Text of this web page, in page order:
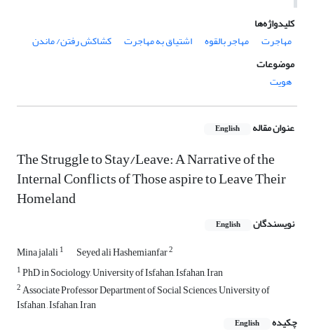
کلیدواژه‌ها
مهاجرت
مهاجر بالقوه اشتیاق به مهاجرت
کشاکش رفتن/ ماندن
موضوعات
هویت
عنوان مقاله English
The Struggle to Stay/Leave: A Narrative of the
Internal Conflicts of Those aspire to Leave Their
Homeland
نویسندگان English
Mina jalali1 Seyed ali Hashemianfar2
1PhD in Sociology, University of Isfahan, Isfahan, Iran
2Associate Professor Department of Social Sciences, University of
Isfahan , Isfahan, Iran
چکیده
English